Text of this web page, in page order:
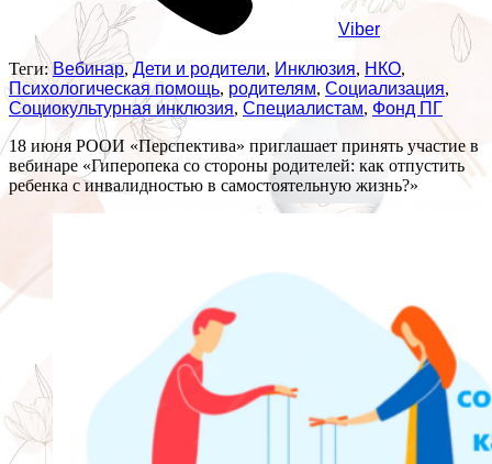
Viber
Теги:Вебинар,Дети и родители, Инклюзия, НКО,
Психологическая помощь, родителям, Социализация,
Социокультурная инклюзия, Специалистам, Фонд ПГ
18 июня РООИ «Перспектива» приглашает принять участие в
вебинаре «Гиперопека со стороны родителей: как отпустить
ребенка с инвалидностью в самостоятельную жизнь?»